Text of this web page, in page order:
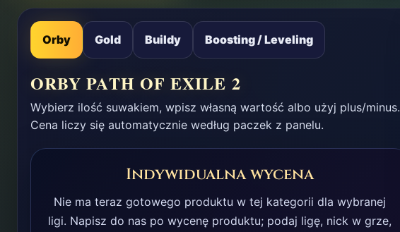
Orby Gold Buildy Boosting / Leveling
ORBY PATH OF EXILE 2
Wybierz ilość suwakiem, wpisz własną wartość albo użyj plus/minus.
Cena liczy się automatycznie według paczek z panelu.
Indywidualna wycena
Nie ma teraz gotowego produktu w tej kategorii dla wybranej
ligi. Napisz do nas po wycenę produktu; podaj ligę, nick w grze,